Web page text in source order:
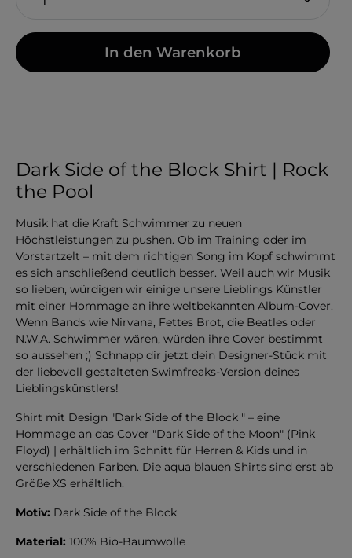
In den Warenkorb
Dark Side of the Block Shirt | Rock
the Pool
Musik hat die Kraft Schwimmer zu neuen
Höchstleistungen zu pushen. Ob im Training oder im
Vorstartzelt – mit dem richtigen Song im Kopf schwimmt
es sich anschließend deutlich besser. Weil auch wir Musik
so lieben, würdigen wir einige unsere Lieblings Künstler
mit einer Hommage an ihre weltbekannten Album-Cover.
Wenn Bands wie Nirvana, Fettes Brot, die Beatles oder
N.W.A. Schwimmer wären, würden ihre Cover bestimmt
so aussehen ;) Schnapp dir jetzt dein Designer-Stück mit
der liebevoll gestalteten Swimfreaks-Version deines
Lieblingskünstlers!
Shirt mit Design "Dark Side of the Block " – eine
Hommage an das Cover "Dark Side of the Moon" (Pink
Floyd) | erhältlich im Schnitt für Herren & Kids und in
verschiedenen Farben. Die aqua blauen Shirts sind erst ab
Größe XS erhältlich.
Motiv: Dark Side of the Block
Material: 100% Bio-Baumwolle